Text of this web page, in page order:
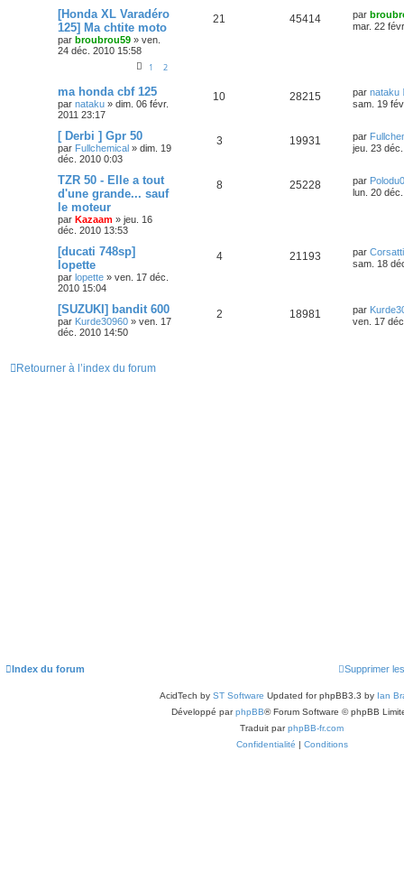
[Honda XL Varadéro
125] Ma chtite moto
par broubrou59 » ven.
24 déc. 2010 15:58
1 2
21 45414 par
mar. 22
ma honda cbf 125
par nataku » dim. 06 févr.
2011 23:17
10 28215 par nataku
sam. 19
[ Derbi ] Gpr 50
par Fullchemical » dim. 19
déc. 2010 0:03
3 19931 par
jeu. 23
TZR 50 - Elle a tout
d'une grande... sauf
le moteur
par Kazaam » jeu. 16
déc. 2010 13:53
8 25228 par
lun. 20
[ducati 748sp]
lopette
par lopette » ven. 17 déc.
2010 15:04
4 21193 par
sam. 18
[SUZUKI] bandit 600
par Kurde30960 » ven. 17
déc. 2010 14:50
2 18981 par
ven. 17
Retourner à l’index du forum
Index du forum Supprimer
AcidTech by ST Software Updated for phpBB3.3 by Ian
Développé parphpBB® Forum Software © phpBB
Traduit parphpBB-fr.com
Confidentialité | Conditions